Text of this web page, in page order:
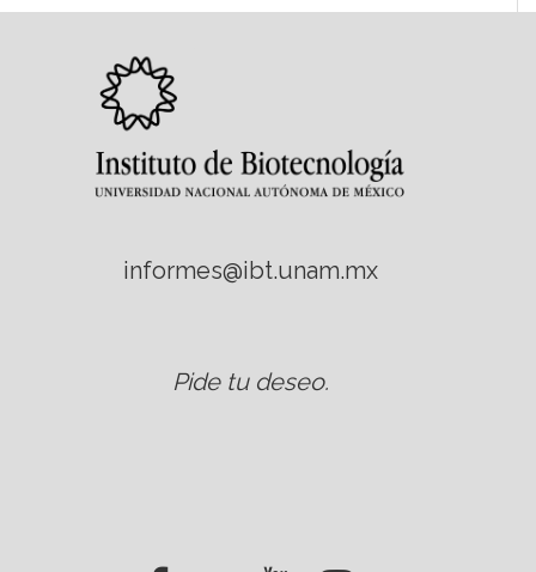
informes@ibt.unam.mx
Pide tu deseo.